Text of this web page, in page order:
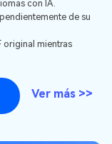
ahora
con IA.
de su
original mientras
Ver más >>